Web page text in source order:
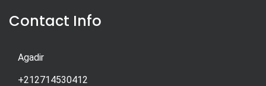
Contact Info
Agadir
+212714530412